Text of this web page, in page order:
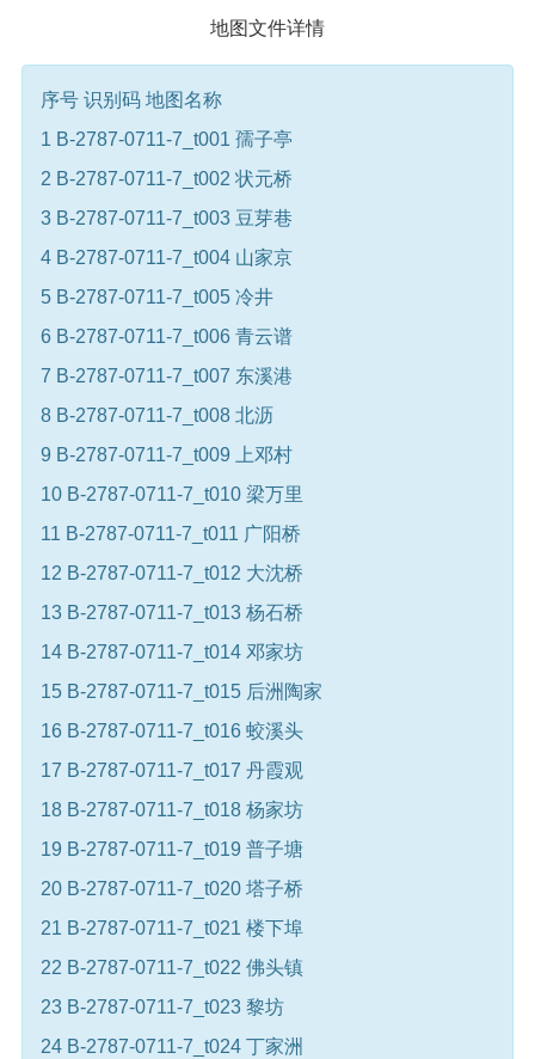
地图文件详情
序号 识别码 地图名称
1 B-2787-0711-7_t001 孺子亭
2 B-2787-0711-7_t002 状元桥
3 B-2787-0711-7_t003 豆芽巷
4 B-2787-0711-7_t004 山家京
5 B-2787-0711-7_t005 冷井
6 B-2787-0711-7_t006 青云谱
7 B-2787-0711-7_t007 东溪港
8 B-2787-0711-7_t008 北沥
9 B-2787-0711-7_t009 上邓村
10 B-2787-0711-7_t010 梁万里
11 B-2787-0711-7_t011 广阳桥
12 B-2787-0711-7_t012 大沈桥
13 B-2787-0711-7_t013 杨石桥
14 B-2787-0711-7_t014 邓家坊
15 B-2787-0711-7_t015 后洲陶家
16 B-2787-0711-7_t016 蛟溪头
17 B-2787-0711-7_t017 丹霞观
18 B-2787-0711-7_t018 杨家坊
19 B-2787-0711-7_t019 普子塘
20 B-2787-0711-7_t020 塔子桥
21 B-2787-0711-7_t021 楼下埠
22 B-2787-0711-7_t022 佛头镇
23 B-2787-0711-7_t023 黎坊
24 B-2787-0711-7_t024 丁家洲